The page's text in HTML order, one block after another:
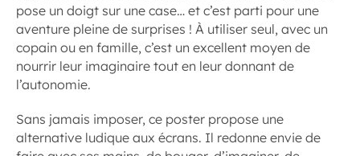
pose un doigt sur une case… et c’est parti pour une
aventure pleine de surprises ! À utiliser seul, avec un
copain ou en famille, c’est un excellent moyen de
nourrir leur imaginaire tout en leur donnant de
l’autonomie.
Sans jamais imposer, ce poster propose une
alternative ludique aux écrans. Il redonne envie de